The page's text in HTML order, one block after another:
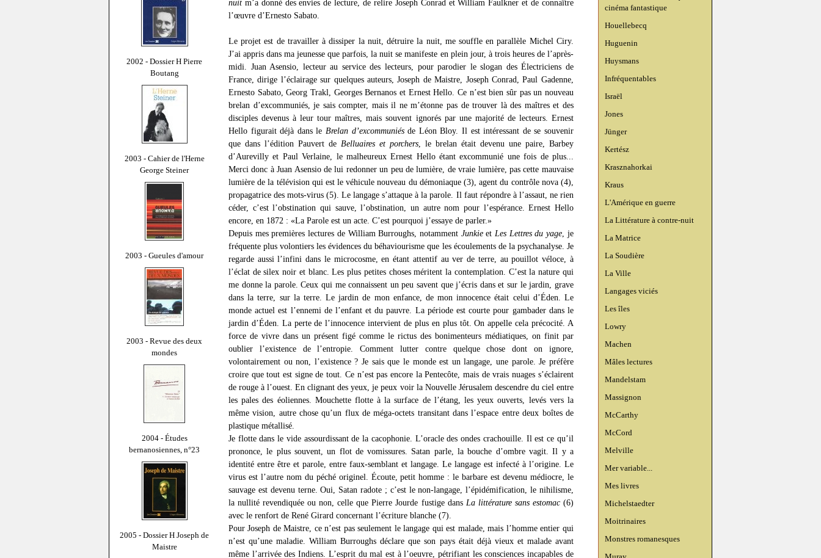
2002 - Dossier H Pierre
Boutang
2003 - Cahier de l'Herne
George Steiner
2003 - Gueules d'amour
2003 - Revue des deux
mondes
2004 - Études
bernanosiennes, n°23
2005 - Dossier H Joseph de
Maistre
cinéma fantastique
Houellebecq
Huguenin
Huysmans
Infréquentables
Israël
Jones
Jünger
Kertész
Krasznahorkai
Kraus
L'Amérique en guerre
La Littérature à contre-nuit
La Matrice
La Soudière
La Ville
Langages viciés
Les îles
Lowry
Machen
Mâles lectures
Mandelstam
Massignon
McCarthy
McCord
Melville
Mer variable...
Mes livres
Michelstaedter
Moitrinaires
Monstres romanesques
nuit m’a donné des envies de lecture, de relire Joseph Conrad et William Faulkner et de connaître
l’œuvre d’Ernesto Sabato.
Le projet est de travailler à dissiper la nuit, détruire la nuit, me souffle en parallèle Michel Ciry.
J’ai appris dans ma jeunesse que parfois, la nuit se manifeste en plein jour, à trois heures de l’après-
midi. Juan Asensio, lecteur au service des lecteurs, pour parodier le slogan des Électriciens de
France, dirige l’éclairage sur quelques auteurs, Joseph de Maistre, Joseph Conrad, Paul Gadenne,
Ernesto Sabato, Georg Trakl, Georges Bernanos et Ernest Hello. Ce n’est bien sûr pas un nouveau
brelan d’excommuniés, je sais compter, mais il ne m’étonne pas de trouver là des maîtres et des
disciples devenus à leur tour maîtres, mais souvent ignorés par une majorité de lecteurs. Ernest
Hello figurait déjà dans le Brelan d’excommuniésde Léon Bloy. Il est intéressant de se souvenir
que dans l’édition Pauvert de Belluaires et porchers, le brelan était devenu une paire, Barbey
d’Aurevilly et Paul Verlaine, le malheureux Ernest Hello étant excommunié une fois de plus...
Merci donc à Juan Asensio de lui redonner un peu de lumière, de vraie lumière, pas cette mauvaise
lumière de la télévision qui est le véhicule nouveau du démoniaque (3), agent du contrôle nova (4),
propagatrice des mots-virus (5). Le langage s’attaque à la parole. Il faut répondre à l’assaut, ne rien
céder, c’est l’obstination qui sauve, l’obstination, un autre nom pour l’espérance. Ernest Hello
encore, en 1872 : «La Parole est un acte. C’est pourquoi j’essaye de parler.»
Depuis mes premières lectures de William Burroughs, notamment Junkieet Les Lettres du yage , je
fréquente plus volontiers les évidences du béhaviourisme que les écoulements de la psychanalyse. Je
regarde aussi l’infini dans le microcosme, en étant attentif au ver de terre, au pouillot véloce, à
l’éclat de silex noir et blanc. Les plus petites choses méritent la contemplation. C’est la nature qui
me donne la parole. Ceux qui me connaissent un peu savent que j’écris dans et sur le jardin, grave
dans la terre, sur la terre. Le jardin de mon enfance, de mon innocence était celui d’Éden. Le
monde actuel est l’ennemi de l’enfant et du pauvre. La période est courte pour gambader dans le
jardin d’Éden. La perte de l’innocence intervient de plus en plus tôt. On appelle cela précocité. A
force de vivre dans un présent figé comme le rictus des bonimenteurs médiatiques, on finit par
oublier l’existence de l’entropie. Comment lutter contre quelque chose dont on ignore,
volontairement ou non, l’existence ? Je sais que le monde est un langage, une parole. Je préfère
croire que tout est signe de tout. Ce n’est pas encore la Pentecôte, mais de vrais nuages s’éclairent
de rouge à l’ouest. En clignant des yeux, je peux voir la Nouvelle Jérusalem descendre du ciel entre
les pales des éoliennes. Mouchette flotte à la surface de l’étang, les yeux ouverts, levés vers la
même vision, autre chose qu’un flux de méga-octets transitant dans l’espace entre deux boîtes de
plastique métallisé.
Je flotte dans le vide assourdissant de la cacophonie. L’oracle des ondes crachouille. Il est ce qu’il
prononce, le plus souvent, un flot de vomissures. Satan parle, la bouche d’ombre vagit. Il y a
identité entre être et parole, entre faux-semblant et langage. Le langage est infecté à l’origine. Le
virus est l’autre nom du péché originel. Écoute, petit homme : le barbare est devenu médiocre, le
sauvage est devenu terne. Oui, Satan radote ; c’est le non-langage, l’épidémification, le nihilisme,
la nullité revendiquée ou non, celle que Pierre Jourde fustige dans La littérature sans estomac(6)
avec le renfort de René Girard concernant l’écriture blanche (7).
Pour Joseph de Maistre, ce n’est pas seulement le langage qui est malade, mais l’homme entier qui
n’est qu’une maladie. William Burroughs déclare que son pays était déjà vieux et malade avant
même l’arrivée des Indiens. L’esprit du mal est à l’oeuvre, pétrifiant les consciences incapables de